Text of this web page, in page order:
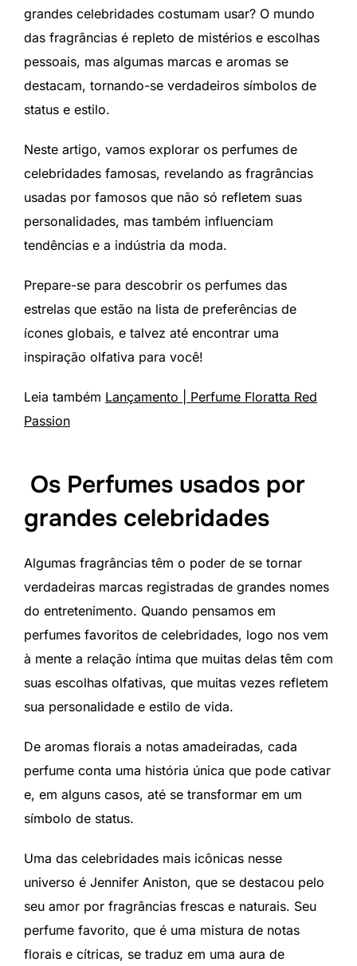
grandes celebridades costumam usar? O mundo
das fragrâncias é repleto de mistérios e escolhas
pessoais, mas algumas marcas e aromas se
destacam, tornando-se verdadeiros símbolos de
status e estilo.
Neste artigo, vamos explorar os perfumes de
celebridades famosas, revelando as fragrâncias
usadas por famosos que não só refletem suas
personalidades, mas também influenciam
tendências e a indústria da moda.
Prepare-se para descobrir os perfumes das
estrelas que estão na lista de preferências de
ícones globais, e talvez até encontrar uma
inspiração olfativa para você!
Leia também Lançamento | Perfume Floratta Red
Passion
Os Perfumes usados por
grandes celebridades
Algumas fragrâncias têm o poder de se tornar
verdadeiras marcas registradas de grandes nomes
do entretenimento. Quando pensamos em
perfumes favoritos de celebridades, logo nos vem
à mente a relação íntima que muitas delas têm com
suas escolhas olfativas, que muitas vezes refletem
sua personalidade e estilo de vida.
De aromas florais a notas amadeiradas, cada
perfume conta uma história única que pode cativar
e, em alguns casos, até se transformar em um
símbolo de status.
Uma das celebridades mais icônicas nesse
universo é Jennifer Aniston, que se destacou pelo
seu amor por fragrâncias frescas e naturais. Seu
perfume favorito, que é uma mistura de notas
florais e cítricas, se traduz em uma aura de